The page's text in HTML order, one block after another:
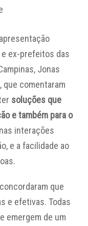
ex-prefeitos das
Jonas
que comentaram
soluções que
e também para o
interações
e a facilidade ao
que
e efetivas. Todas
emergem de um